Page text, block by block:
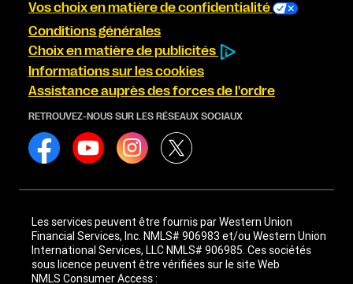
Vos choix en matière de confidentialité
Conditions générales
Choix en matière de publicités
Informations sur les cookies
Assistance auprès des forces de l'ordre
RETROUVEZ-NOUS SUR LES RÉSEAUX SOCIAUX
Les services peuvent être fournis par Western Union
Financial Services, Inc. NMLS# 906983 et/ou Western Union
International Services, LLC NMLS# 906985. Ces sociétés
sous licence peuvent être vérifiées sur le site Web
NMLS Consumer Access :